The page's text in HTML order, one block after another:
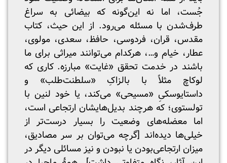
جُست، اما نه این‌گونه که بیضائی به سراغ
طرف‌شدن با مسئله می‌رود. از این حیث، کتاب
مقدس، قران، فردوسی، حافظ، سعدی، مولوی،
عطار، خیام و…، هرکدام می‌توانند میراثی برای ما
باشند در خدمت تحقق «غایت» مبارزه. کاری که
لوکاچ مثلاً با بالزاکِ «سلطنت‌طلب» و
داستایوسکیِ «مسیحی» می‌کند، یا خود لنین با
تولستوی؛ که هرچند بدیل‌هایشان ارتجاعی است،
اما معضله‌های وضعیت را بسیار درست‌تر از
خیلی‌ها دیده‌اند [گرچه می‌توان بر سر مصادیق،
میزان ارتجاعی‌بودن یا نبودن و نیز مسائلی دیگر در